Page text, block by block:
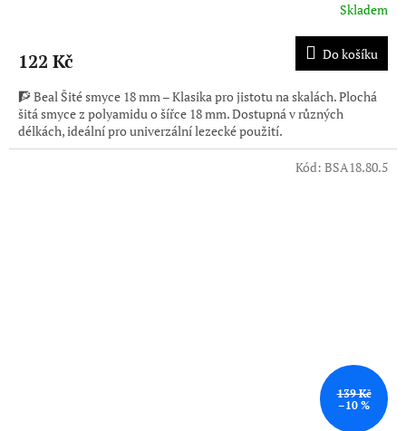
je
z
5
hvězdiček.
Skladem
122 Kč Do košíku
🧗 Beal Šité smyce 18 mm – Klasika pro jistotu na skalách. Plochá
šitá smyce z polyamidu o šířce 18 mm. Dostupná v různých
délkách, ideální pro univerzální lezecké použití.
139 Kč
–10 %
Kód: BSA18.80.5